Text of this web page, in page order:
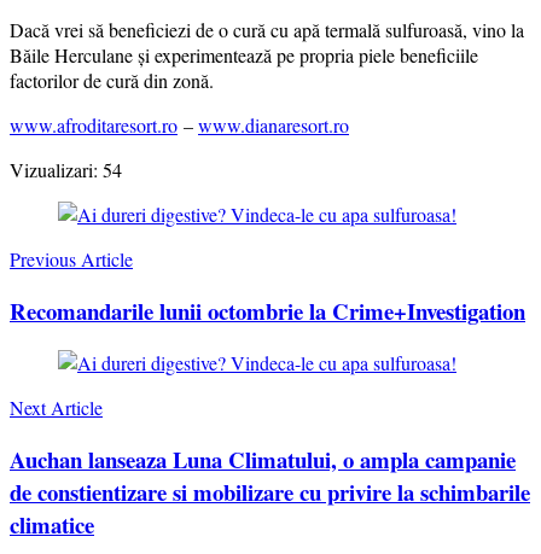
Dacă vrei să beneficiezi de o cură cu apă termală sulfuroasă, vino la
Băile Herculane și experimentează pe propria piele beneficiile
factorilor de cură din zonă.
www.afroditaresort.ro –www.dianaresort.ro
Vizualizari: 54
Post
Navigation
Previous Article
Recomandarile lunii octombrie la Crime+Investigation
Next Article
Auchan lanseaza Luna Climatului, o ampla campanie
de constientizare si mobilizare cu privire la schimbarile
climatice